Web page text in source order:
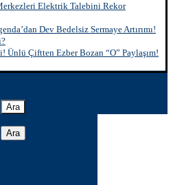
Elektrik Talebini Rekor
Dev Bedelsiz Sermaye Artırımı!
Ünlü Çiftten Ezber Bozan “O” Paylaşım!
Ara
Ara